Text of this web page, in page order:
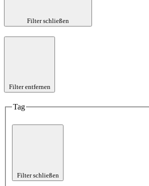
Filter schließen
Filter entfernen
Tag
Filter schließen